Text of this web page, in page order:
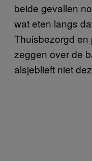
beide gevallen
wat eten langs
Thuisbezorgd en
zeggen over de
alsjeblieft niet